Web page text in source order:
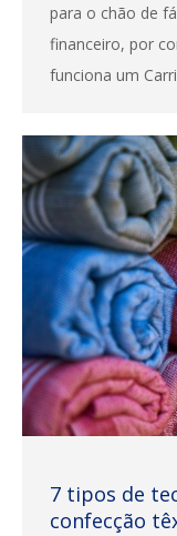
para o chão de
financeiro, por
funciona um
7 tipos de
confecção